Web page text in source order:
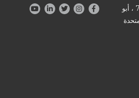
العنوان: صندوق بريد 7865 ، أبو